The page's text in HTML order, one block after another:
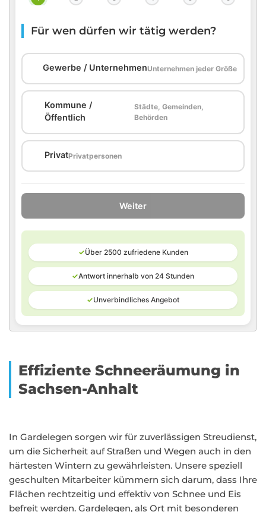
Für wen dürfen wir tätig werden?
Gewerbe / UnternehmenUnternehmen jeder Größe
Kommune /
Öffentlich
Städte, Gemeinden,
Behörden
PrivatPrivatpersonen
Weiter
✓Über 2500 zufriedene Kunden
✓Antwort innerhalb von 24 Stunden
✓Unverbindliches Angebot
Effiziente Schneeräumung in
Sachsen-Anhalt
In Gardelegen sorgen wir für zuverlässigen Streudienst,
um die Sicherheit auf Straßen und Wegen auch in den
härtesten Wintern zu gewährleisten. Unsere speziell
geschulten Mitarbeiter kümmern sich darum, dass Ihre
Flächen rechtzeitig und effektiv von Schnee und Eis
befreit werden. Gardelegen, als Ort mit besonderen